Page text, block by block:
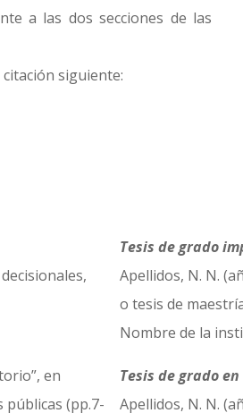
a las dos secciones de las
siguiente:
en
públicas (pp.7-
Tesis de grado
Apellidos, N. N.
o tesis de
Nombre de la
Tesis de grado
Apellidos, N. N.